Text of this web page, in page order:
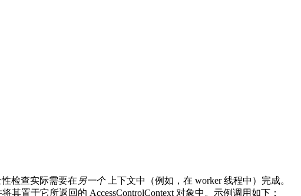
检查实际需要在 另一个上下文中（例如，在 worker 线程中）完成。
其置于它所返回的 AccessControlContext 对象中。示例调用如下：